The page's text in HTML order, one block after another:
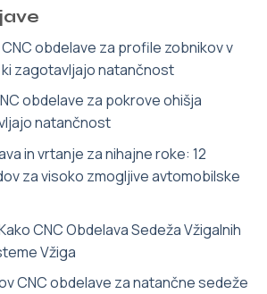
obdelave za profile zobnikov v
zagotavljajo natančnost
obdelave za pokrove ohišja
natančnost
in vrtanje za nihajne roke: 12
za visoko zmogljive avtomobilske
CNC Obdelava Sedeža Vžigalnih
Vžiga
CNC obdelave za natančne sedeže